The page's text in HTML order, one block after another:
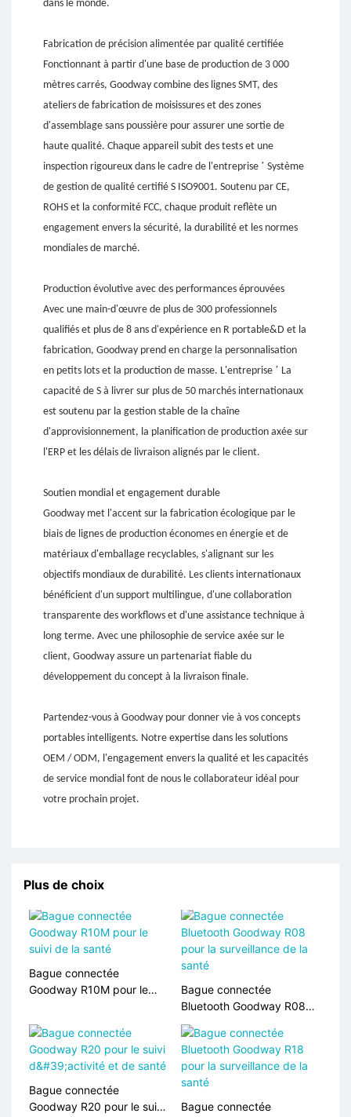
dans le monde.
Fabrication de précision alimentée par qualité certifiée
Fonctionnant à partir d'une base de production de 3 000
mètres carrés, Goodway combine des lignes SMT, des
ateliers de fabrication de moisissures et des zones
d'assemblage sans poussière pour assurer une sortie de
haute qualité. Chaque appareil subit des tests et une
inspection rigoureux dans le cadre de l'entreprise ’ Système
de gestion de qualité certifié S ISO9001. Soutenu par CE,
ROHS et la conformité FCC, chaque produit reflète un
engagement envers la sécurité, la durabilité et les normes
mondiales de marché.
Production évolutive avec des performances éprouvées
Avec une main-d'œuvre de plus de 300 professionnels
qualifiés et plus de 8 ans d'expérience en R portable&D et la
fabrication, Goodway prend en charge la personnalisation
en petits lots et la production de masse. L'entreprise ’ La
capacité de S à livrer sur plus de 50 marchés internationaux
est soutenu par la gestion stable de la chaîne
d'approvisionnement, la planification de production axée sur
l'ERP et les délais de livraison alignés par le client.
Soutien mondial et engagement durable
Goodway met l'accent sur la fabrication écologique par le
biais de lignes de production économes en énergie et de
matériaux d'emballage recyclables, s'alignant sur les
objectifs mondiaux de durabilité. Les clients internationaux
bénéficient d'un support multilingue, d'une collaboration
transparente des workflows et d'une assistance technique à
long terme. Avec une philosophie de service axée sur le
client, Goodway assure un partenariat fiable du
développement du concept à la livraison finale.
Partendez-vous à Goodway pour donner vie à vos concepts
portables intelligents. Notre expertise dans les solutions
OEM / ODM, l'engagement envers la qualité et les capacités
de service mondial font de nous le collaborateur idéal pour
votre prochain projet.
Plus de choix
Bague connectée
Goodway R10M pour le
Bague connectée
Bluetooth Goodway R08
pour la surveillance de la
santé
Bague connectée
Goodway R20 pour le suivi
Bague connectée